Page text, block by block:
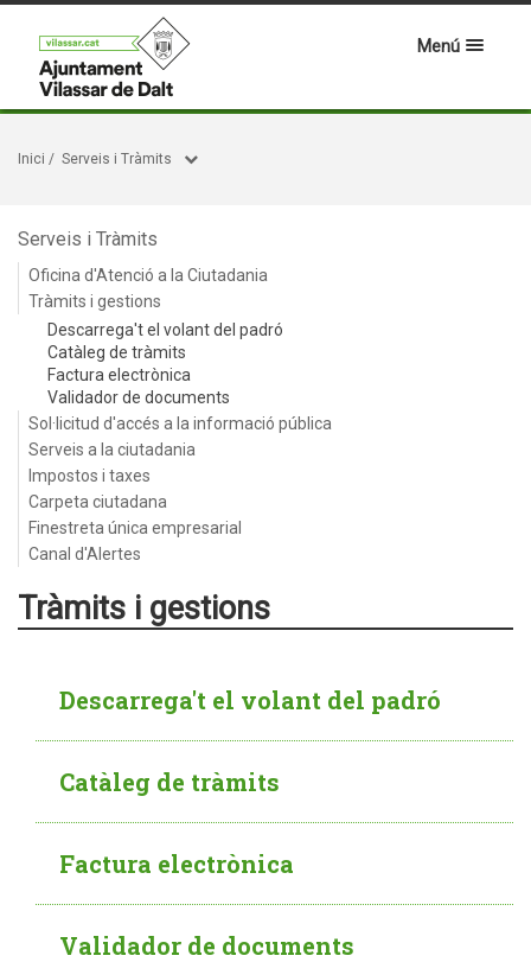
Menú
Inici / Serveis i Tràmits
Serveis i Tràmits
Oficina d'Atenció a la Ciutadania
Tràmits i gestions
Descarrega't el volant del padró
Catàleg de tràmits
Factura electrònica
Validador de documents
Sol·licitud d'accés a la informació pública
Serveis a la ciutadania
Impostos i taxes
Carpeta ciutadana
Finestreta única empresarial
Canal d'Alertes
Tràmits i gestions
Descarrega't el volant del padró
Catàleg de tràmits
Factura electrònica
Validador de documents